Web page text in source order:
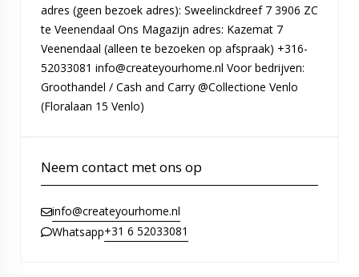
adres (geen bezoek adres): Sweelinckdreef 7 3906 ZC
te Veenendaal Ons Magazijn adres: Kazemat 7
Veenendaal (alleen te bezoeken op afspraak) +316-
52033081 info@createyourhome.nl Voor bedrijven:
Groothandel / Cash and Carry @Collectione Venlo
(Floralaan 15 Venlo)
Neem contact met ons op
info@createyourhome.nl
Whatsapp+31 6 52033081